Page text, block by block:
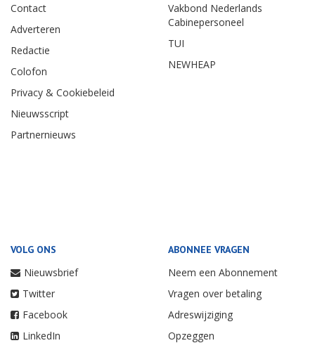
Contact
Adverteren
Redactie
Colofon
Privacy & Cookiebeleid
Nieuwsscript
Partnernieuws
Vakbond Nederlands
Cabinepersoneel
TUI
NEWHEAP
VOLG ONS
Nieuwsbrief
Twitter
Facebook
LinkedIn
ABONNEE VRAGEN
Neem een Abonnement
Vragen over betaling
Adreswijziging
Opzeggen